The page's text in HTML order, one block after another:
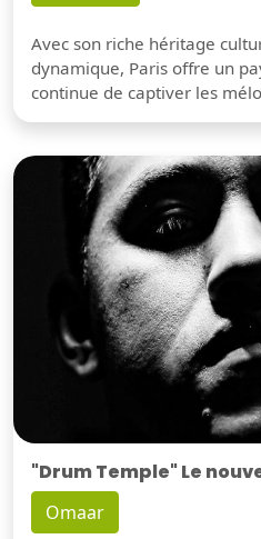
Avec son riche héritage
dynamique, Paris offre un
continue de captiver les
"Drum Temple" Le
Omaar